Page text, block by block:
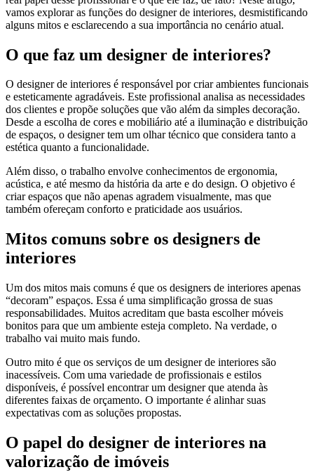
vamos explorar as funções do designer de interiores, desmistificando
alguns mitos e esclarecendo a sua importância no cenário atual.
O que faz um designer de interiores?
O designer de interiores é responsável por criar ambientes funcionais
e esteticamente agradáveis. Este profissional analisa as necessidades
dos clientes e propõe soluções que vão além da simples decoração.
Desde a escolha de cores e mobiliário até a iluminação e distribuição
de espaços, o designer tem um olhar técnico que considera tanto a
estética quanto a funcionalidade.
Além disso, o trabalho envolve conhecimentos de ergonomia,
acústica, e até mesmo da história da arte e do design. O objetivo é
criar espaços que não apenas agradem visualmente, mas que
também ofereçam conforto e praticidade aos usuários.
Mitos comuns sobre os designers de
interiores
Um dos mitos mais comuns é que os designers de interiores apenas
“decoram” espaços. Essa é uma simplificação grossa de suas
responsabilidades. Muitos acreditam que basta escolher móveis
bonitos para que um ambiente esteja completo. Na verdade, o
trabalho vai muito mais fundo.
Outro mito é que os serviços de um designer de interiores são
inacessíveis. Com uma variedade de profissionais e estilos
disponíveis, é possível encontrar um designer que atenda às
diferentes faixas de orçamento. O importante é alinhar suas
expectativas com as soluções propostas.
O papel do designer de interiores na
valorização de imóveis